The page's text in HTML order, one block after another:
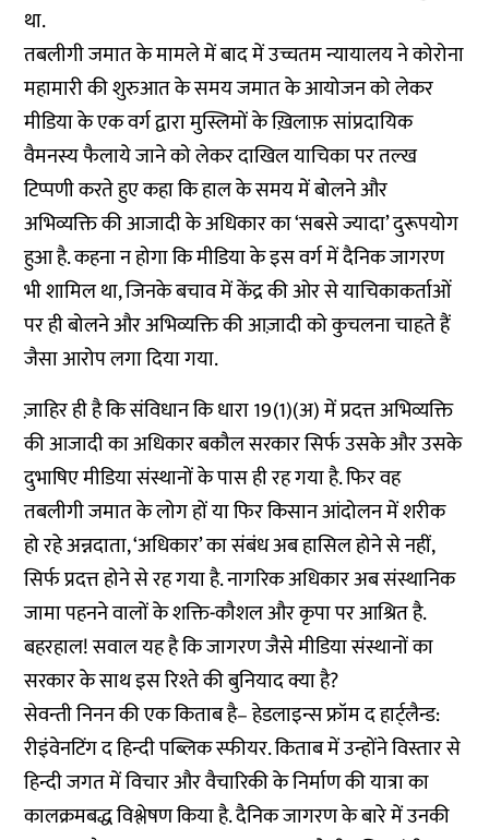
था.
तबलीगी जमात के मामले में बाद में उच्चतम न्यायालय ने कोरोना
महामारी की शुरुआत के समय जमात के आयोजन को लेकर
मीडिया के एक वर्ग द्वारा मुस्लिमों के ख़िलाफ़ सांप्रदायिक
वैमनस्य फैलाये जाने को लेकर दाखिल याचिका पर तल्ख
टिप्पणी करते हुए कहा कि हाल के समय में बोलने और
अभिव्यक्ति की आजादी के अधिकार का ‘सबसे ज्यादा’ दुरूपयोग
हुआ है. कहना न होगा कि मीडिया के इस वर्ग में दैनिक जागरण
भी शामिल था, जिनके बचाव में केंद्र की ओर से याचिकाकर्ताओं
पर ही बोलने और अभिव्यक्ति की आज़ादी को कुचलना चाहते हैं
जैसा आरोप लगा दिया गया.
ज़ाहिर ही है कि संविधान कि धारा 19(1)(अ) में प्रदत्त अभिव्यक्ति
की आजादी का अधिकार बकौल सरकार सिर्फ उसके और उसके
दुभाषिए मीडिया संस्थानों के पास ही रह गया है. फिर वह
तबलीगी जमात के लोग हों या फिर किसान आंदोलन में शरीक
हो रहे अन्नदाता, ‘अधिकार’ का संबंध अब हासिल होने से नहीं,
सिर्फ प्रदत्त होने से रह गया है. नागरिक अधिकार अब संस्थानिक
जामा पहनने वालों के शक्ति-कौशल और कृपा पर आश्रित है.
बहरहाल! सवाल यह है कि जागरण जैसे मीडिया संस्थानों का
सरकार के साथ इस रिश्ते की बुनियाद क्या है?
सेवन्ती निनन की एक किताब है– हेडलाइन्स फ्रॉम द हार्ट्लैन्ड:
रीइंवेनटिंग द हिन्दी पब्लिक स्फीयर. किताब में उन्होंने विस्तार से
हिन्दी जगत में विचार और वैचारिकी के निर्माण की यात्रा का
कालक्रमबद्ध विश्लेषण किया है. दैनिक जागरण के बारे में उनकी